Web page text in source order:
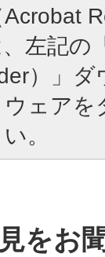
左記の
）」
ェア
。
をお